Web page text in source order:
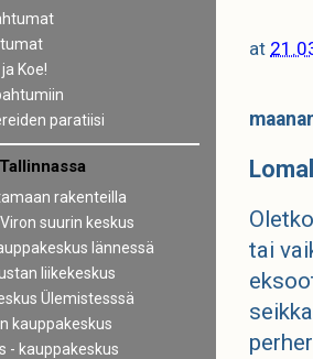
at
tai
Koe!
paratiisi
rakenteilla
suurin keskus
lännessä
liikekeskus
Ülemistesssä
kauppakeskus
- kauppakeskus